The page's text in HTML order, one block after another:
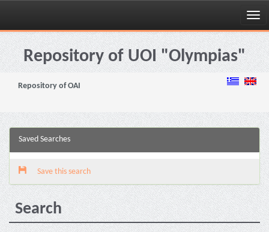
Skip
navigationRepository of UOI "Olympias"
Repository of OAI
Saved Searches
Save this search
Search